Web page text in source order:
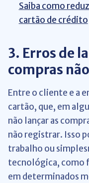
Saiba como
cartão de crédito
3. Erros de
compras
Entre o cliente e a
cartão, que, em
não lançar as
não registrar. Isso
trabalho ou
tecnológica, como
em determinados